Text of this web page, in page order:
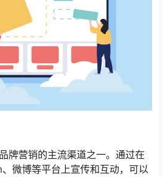
牌营销的主流渠道之一。通过在
微博等平台上宣传和互动，可以